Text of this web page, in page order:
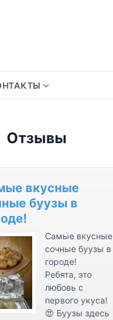
w
u
m
e
u
f
o
r
К
о
Отзывы
вкусные
буузы в
Самые вкусные
сочные буузы в
городе!
Ребята, это
любовь с
первого укуса!
😍 Буузы здесь